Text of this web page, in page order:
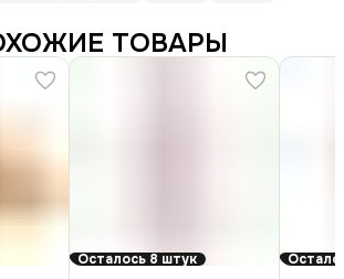
ТОВАРЫ
Осталось 8 штук